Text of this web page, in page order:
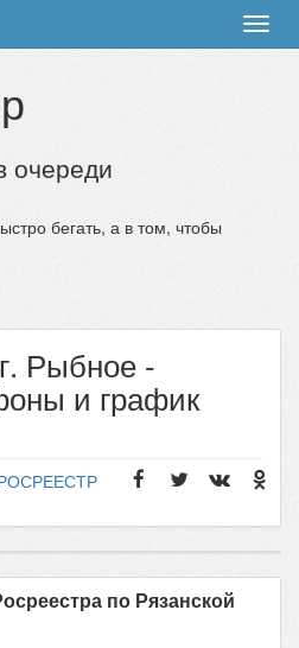
очереди
бегать, а в том, чтобы
Рыбное -
и график
по Рязанской